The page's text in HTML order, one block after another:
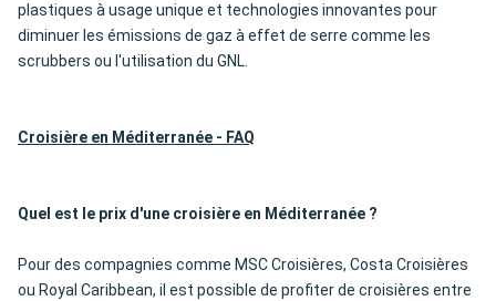
plastiques à usage unique et technologies innovantes pour
diminuer les émissions de gaz à effet de serre comme les
scrubbers ou l'utilisation du GNL.
Croisière en Méditerranée - FAQ
Quel est le prix d'une croisière en Méditerranée ?
Pour des compagnies comme MSC Croisières, Costa Croisières
ou Royal Caribbean, il est possible de profiter de croisières entre